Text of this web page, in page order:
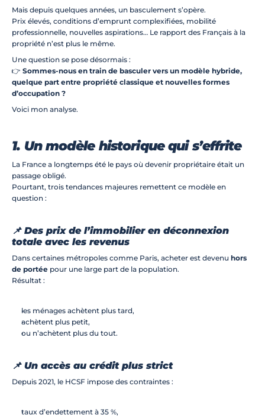
Réalisations
Blog
Contact
Mais depuis quelques années, un basculement s’opère.
Prix élevés, conditions d’emprunt complexifiées, mobilité
professionnelle, nouvelles aspirations… Le rapport des Français à la
propriété n’est plus le même.
Une question se pose désormais :
👉 Sommes-nous en train de basculer vers un modèle hybride,
quelque part entre propriété classique et nouvelles formes
d’occupation ?
Voici mon analyse.
1. Un modèle historique qui s’effrite
La France a longtemps été le pays où devenir propriétaire était un
passage obligé.
Pourtant, trois tendances majeures remettent ce modèle en
question :
📌 Des prix de l’immobilier en déconnexion
totale avec les revenus
Dans certaines métropoles comme Paris, acheter est devenu hors
de portée pour une large part de la population.
Résultat :
les ménages achètent plus tard,
achètent plus petit,
ou n’achètent plus du tout.
📌 Un accès au crédit plus strict
Depuis 2021, le HCSF impose des contraintes :
taux d’endettement à 35 %,